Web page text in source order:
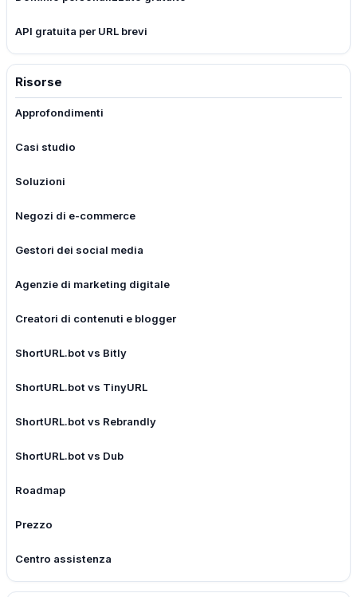
API gratuita per URL brevi
Risorse
Approfondimenti
Casi studio
Soluzioni
Negozi di e-commerce
Gestori dei social media
Agenzie di marketing digitale
Creatori di contenuti e blogger
ShortURL.bot vs Bitly
ShortURL.bot vs TinyURL
ShortURL.bot vs Rebrandly
ShortURL.bot vs Dub
Roadmap
Prezzo
Centro assistenza